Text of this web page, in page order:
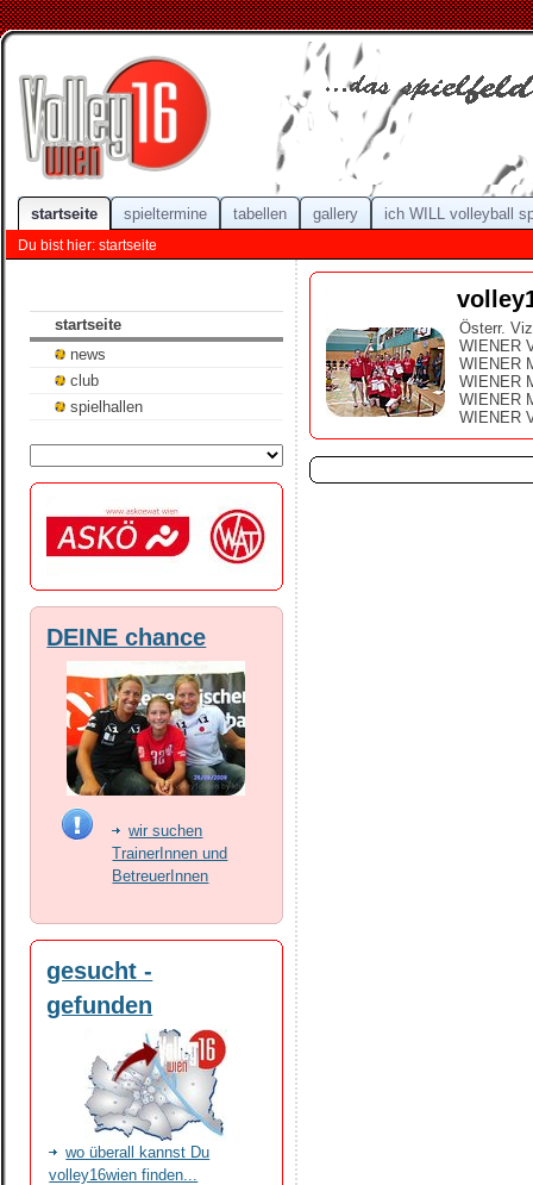
startseite spieltermine tabellen gallery ich WILL volleyball
Du bist hier: startseite
startseite
news
club
spielhallen
DEINE chance
wir suchen
TrainerInnen und
BetreuerInnen
gesucht -
gefunden
wo überall kannst Du
volley16wien finden...
Österr.
WIENER
WIENER
WIENER
WIENER
WIENER